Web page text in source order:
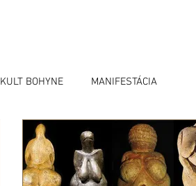
KULT BOHYNE MANIFESTÁCIA